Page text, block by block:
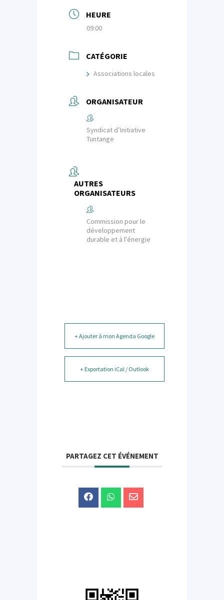
HEURE
09:00
CATÉGORIE
Associations locales
ORGANISATEUR
Syndicat d’Initiative
Tuntange
AUTRES
ORGANISATEURS
Commission pour le
développement
durable et à l'énergie
+ Ajouter à mon Agenda Google
+ Exportation iCal / Outlook
PARTAGEZ CET ÉVÉNEMENT